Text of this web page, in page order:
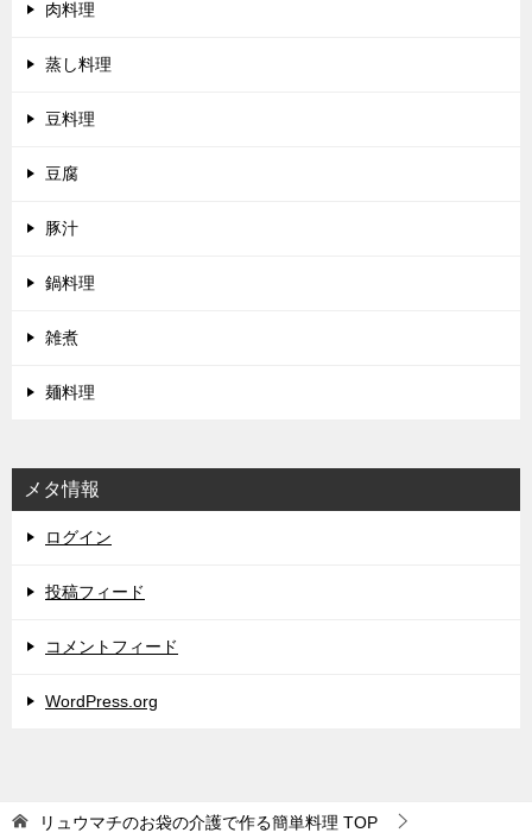
肉料理
蒸し料理
豆料理
豆腐
豚汁
鍋料理
雑煮
麺料理
メタ情報
ログイン
投稿フィード
コメントフィード
WordPress.org
リュウマチのお袋の介護で作る簡単料理 TOP